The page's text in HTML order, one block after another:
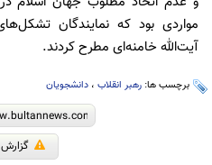
مواردی بود که نمایندگان
آیت‌الله خامنه‌ای مطرح کردند.
برچسب ها: رهبر انقلاب ، دانشجویان